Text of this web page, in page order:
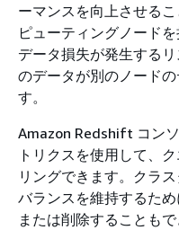
ーマンスを向上させる
ピューティングノード
データ損失が発生する
のデータが別のノード
す。
Amazon Redshift コン
トリクスを使用して、
リングできます。クラ
バランスを維持するた
または削除することも